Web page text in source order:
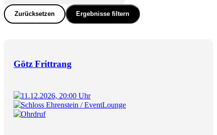
Zurücksetzen Ergebnisse filtern
Götz Frittrang
11.12.2026, 20:00 Uhr
Schloss Ehrenstein / EventLounge
Ohrdruf